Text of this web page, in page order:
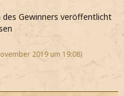
Gewinners veröffentlicht
2019 um 19:08)